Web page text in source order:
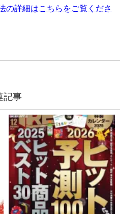
の詳細はこちらをご覧くださ
記事